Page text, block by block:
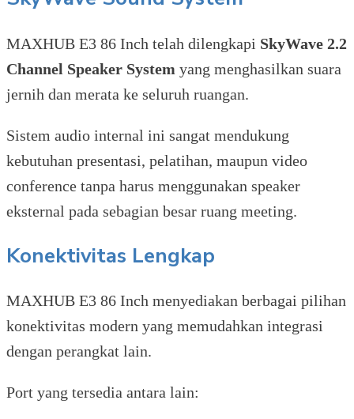
MAXHUB E3 86 Inch telah dilengkapi SkyWave 2.2
Channel Speaker System yang menghasilkan suara
jernih dan merata ke seluruh ruangan.
Sistem audio internal ini sangat mendukung
kebutuhan presentasi, pelatihan, maupun video
conference tanpa harus menggunakan speaker
eksternal pada sebagian besar ruang meeting.
Konektivitas Lengkap
MAXHUB E3 86 Inch menyediakan berbagai pilihan
konektivitas modern yang memudahkan integrasi
dengan perangkat lain.
Port yang tersedia antara lain: